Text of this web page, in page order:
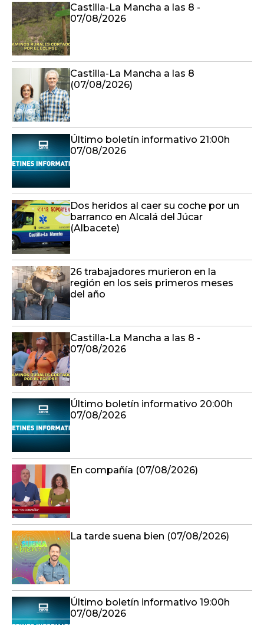
Castilla-La Mancha a las 8 -
07/08/2026
Castilla-La Mancha a las 8
(07/08/2026)
Último boletín informativo 21:00h
07/08/2026
Dos heridos al caer su coche por un
barranco en Alcalá del Júcar
(Albacete)
26 trabajadores murieron en la
región en los seis primeros meses
del año
Castilla-La Mancha a las 8 -
07/08/2026
Último boletín informativo 20:00h
07/08/2026
En compañía (07/08/2026)
La tarde suena bien (07/08/2026)
Último boletín informativo 19:00h
07/08/2026